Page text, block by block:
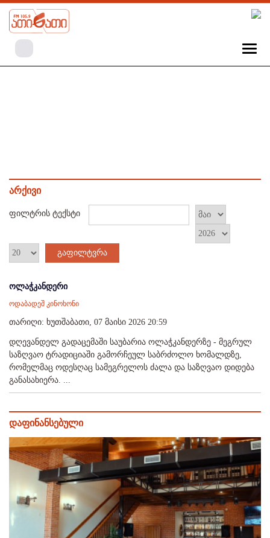
არქივი
ფილტრის ტექსტი
გაფილტვრა
ოლაჭკანდერი
ოდაბადეშ კინოხონი
თარიღი: ხუთშაბათი, 07 მაისი 2026 20:59
დღევანდელ გადაცემაში საუბარია ოლაჭკანდერზე - მეგრულ
საზღვაო ტრადიციაში გამორჩეულ საბრძოლო ხომალდზე,
რომელმაც ოდესღაც სამეგრელოს ძალა და საზღვაო დიდება
განასახიერა. ...
დაფინანსებული